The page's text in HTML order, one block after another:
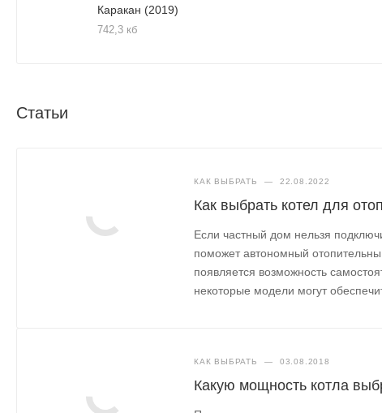
Каракан (2019)
742,3 кб
Статьи
КАК ВЫБРАТЬ — 22.08.2022
Как выбрать котел для
Если частный дом нельзя
поможет автономный
появляется возможность
некоторые модели могут
КАК ВЫБРАТЬ — 03.08.2018
Какую мощность котла